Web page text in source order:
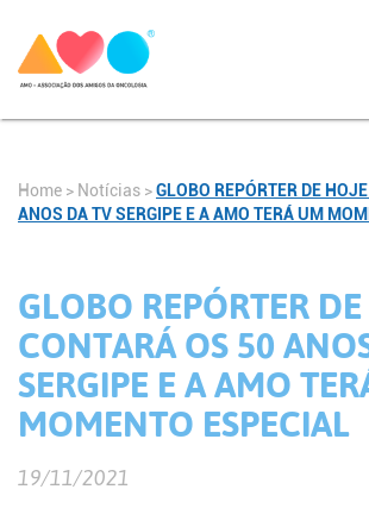
Home > Notícias >GLOBO REPÓRTER DE
ANOS DA TV SERGIPE E A AMO TERÁ UM
GLOBO REPÓRTER
CONTARÁ OS 50
SERGIPE E A AMO
MOMENTO ESPECIAL
19/11/2021